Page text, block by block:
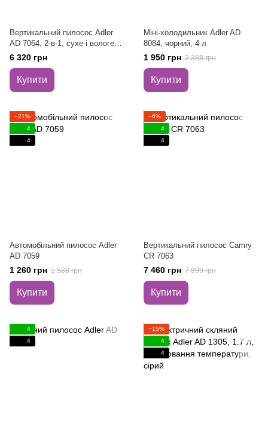
Вертикальний пилосос Adler
AD 7064, 2-в-1, сухе і вологе
прибирання
6 320 грн
Купити
Міні-холодильник Adler AD
8084, чорний, 4 л
1 950 грн 2 388 грн
Купити
−21%
4
4
Автомобільний пилосос Adler
AD 7059
1 260 грн 1 588 грн
Купити
−6%
4
4
Вертикальний пилосос Camry
CR 7063
7 460 грн 7 899 грн
Купити
4
4
−15%
4
4